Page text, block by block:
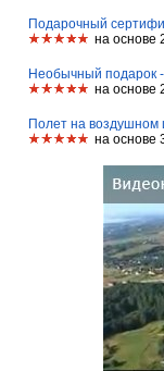
Подарочный
на основе
Необычный подарок
на основе
Полет на
на основе